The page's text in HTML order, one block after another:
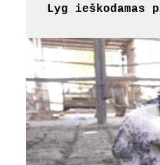
Lyg ieškodamas